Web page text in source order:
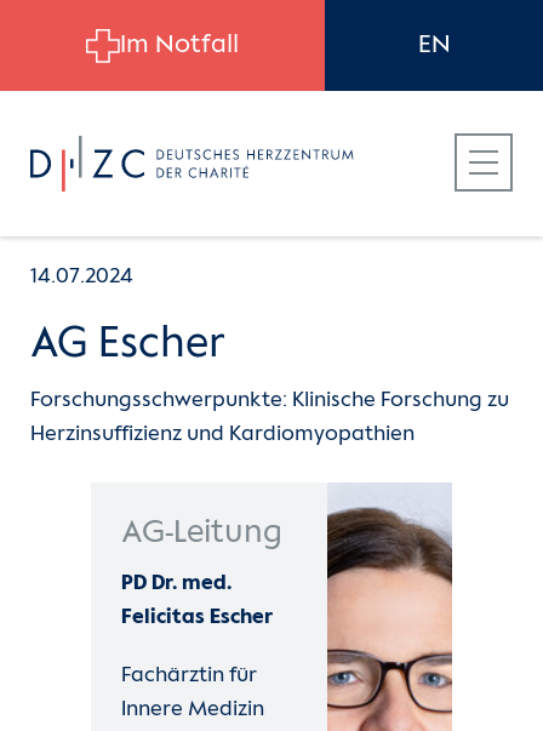
Für Zuweiser:innen
Unsere Kliniken
Für Patient:innen
14.07.2024
AG Escher
Forschungsschwerpunkte: Klinische Forschung zu
Herzinsuffizienz und Kardiomyopathien
AG-Leitung
PD Dr. med.
Felicitas Escher
Fachärztin für
Innere Medizin
Im Notfall EN